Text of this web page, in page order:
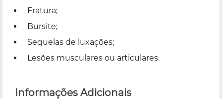
Fratura;
Bursite;
Sequelas de luxações;
Lesões musculares ou articulares.
Informações Adicionais